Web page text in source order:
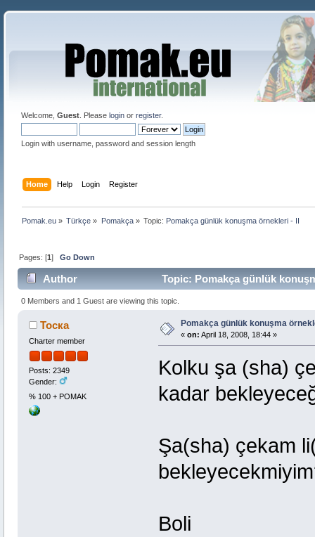
Welcome, Guest. Please loginor register.
Login with username, password and session length
Home Help Login Register
Pomak.eu » Türkçe » Pomakça» Topic: Pomakça günlük konuşma örnekleri - II
Pages: [1]Go Down
Author Topic: Pomakça günlük
0 Members and 1 Guest are viewing this topic.
Тоска
Charter member
Posts: 2349
Gender:
% 100 + POMAK
Pomakça günlük konuşma
« on: April 18, 2008, 18:44 »
Kolku şa (sha)
kadar
Şa(sha) çekam
Boli